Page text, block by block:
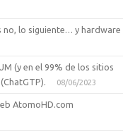
no, lo siguiente… y hardware
(y en el 99% de los sitios
08/06/2023
AtomoHD.com